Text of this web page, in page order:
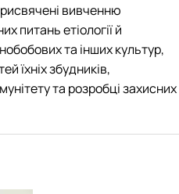
вивченню
питань етіології й
та інших культур,
їхніх збудників,
та розробці захисних